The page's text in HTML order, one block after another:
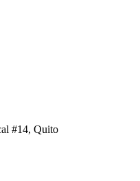
#14, Quito